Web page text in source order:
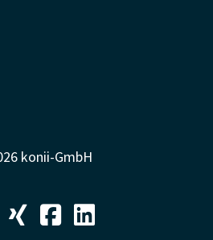
konii-GmbH